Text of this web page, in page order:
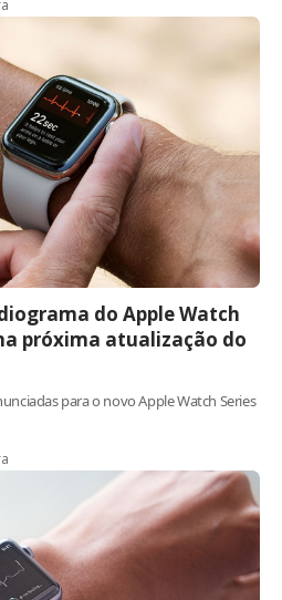
do Apple Watch
próxima atualização do
para o novo Apple Watch Series